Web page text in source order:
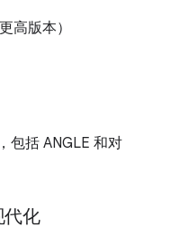
高版本）
包括 ANGLE 和对
代化